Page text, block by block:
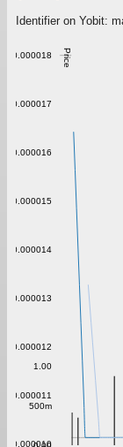
Identifier on Yobit:
Price
0.000010
0.000011
0.000012
0.000013
0.000014
0.000015
0.000016
0.000017
0.000018
500m
1.00